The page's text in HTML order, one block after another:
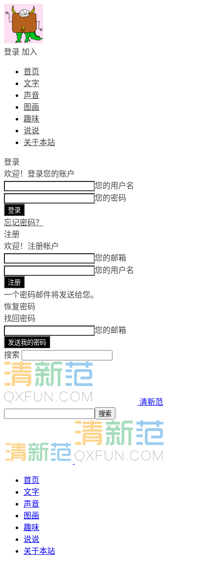
登录 加入
首页
文字
声音
图画
趣味
说说
关于本站
登录
欢迎！ 登录您的账户
您的用户名
您的密码
忘记密码？
注册
欢迎！ 注册帐户
您的邮箱
您的用户名
一个密码邮件将发送给您。
恢复密码
找回密码
您的邮箱
搜索
清新范
首页
文字
声音
图画
趣味
说说
关于本站